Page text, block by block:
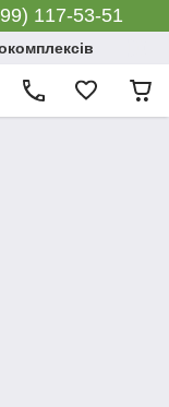
117-53-51